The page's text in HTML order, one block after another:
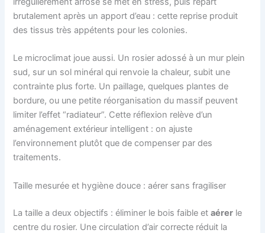
brutalement après un apport d’eau : cette reprise produit
des tissus très appétents pour les colonies.
Le microclimat joue aussi. Un rosier adossé à un mur plein
sud, sur un sol minéral qui renvoie la chaleur, subit une
contrainte plus forte. Un paillage, quelques plantes de
bordure, ou une petite réorganisation du massif peuvent
limiter l’effet “radiateur”. Cette réflexion relève d’un
aménagement extérieur intelligent : on ajuste
l’environnement plutôt que de compenser par des
traitements.
Taille mesurée et hygiène douce : aérer sans fragiliser
La taille a deux objectifs : éliminer le bois faible etaérer le
centre du rosier. Une circulation d’air correcte réduit la